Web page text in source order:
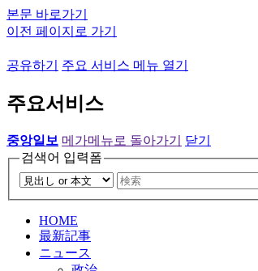
본문 바로가기
이전 페이지로 가기
공유하기 주요 서비스 메뉴 열기
주요서비스
중앙일보 메가메뉴로 돌아가기
닫기
검색어 입력폼
HOME
最新記事
ニュース